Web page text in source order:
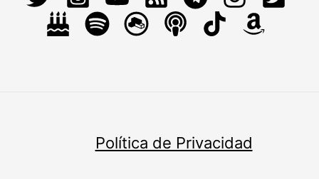
Política de Privacidad